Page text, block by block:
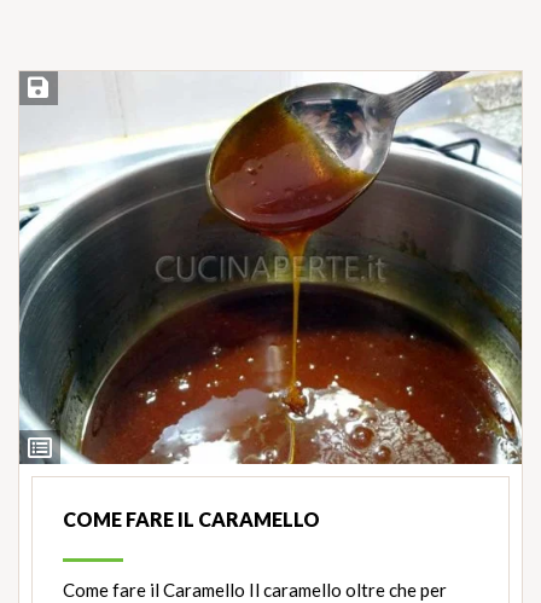
Ingredienti
Salva ricetta
COME FARE IL CARAMELLO
Come fare il Caramello Il caramello oltre che per